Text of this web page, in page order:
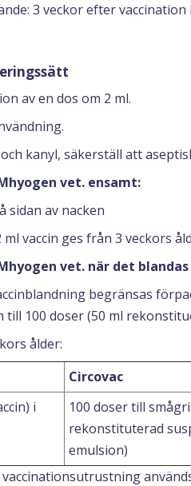
3 veckor efter
av en dos om 2 ml.
kanyl, säkerställ att
vet. ensamt:
sidan av nacken
vaccin ges från 3 veckors
vet. när det
begränsas
100 doser (50 ml
ålder:
Circovac
i
100 doser till
rekonstituterad
emulsion)